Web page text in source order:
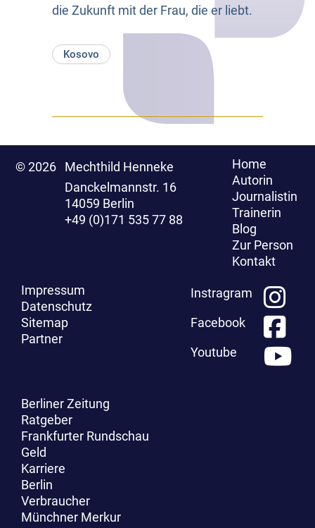
die Zukunft mit der Frau, die er liebt.
Kosovo
© 2026
Mechthild Henneke
Danckelmannstr. 16
14059 Berlin
+49 (0)171 535 77 88
Home
Autorin
Journalistin
Trainerin
Blog
Zur Person
Kontakt
Impressum
Datenschutz
Sitemap
Partner
Instragram
Facebook
Youtube
Berliner Zeitung
Ratgeber
Frankfurter Rundschau
Geld
Karriere
Berlin
Verbraucher
Münchner Merkur